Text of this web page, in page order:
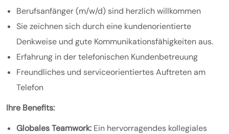
Berufsanfänger (m/w/d) sind herzlich willkommen
Sie zeichnen sich durch eine kundenorientierte
Denkweise und gute Kommunikationsfähigkeiten aus.
Erfahrung in der telefonischen Kundenbetreuung
Freundliches und serviceorientiertes Auftreten am
Telefon
Ihre Benefits:
Globales Teamwork: Ein hervorragendes kollegiales